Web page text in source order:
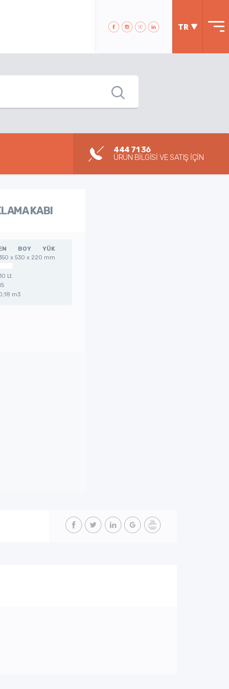
TR
444 71 36
ÜRÜN BİLGİSİ VE SATIŞ İÇİN
KABI
BOY
YÜK
x 530 x 220 mm
Lt.
m3